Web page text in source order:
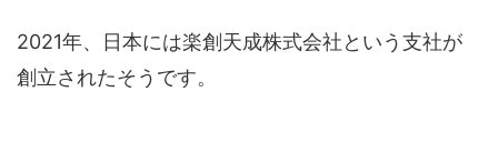
2021年、日本には楽創天成株式会社という支社が
創立されたそうです。